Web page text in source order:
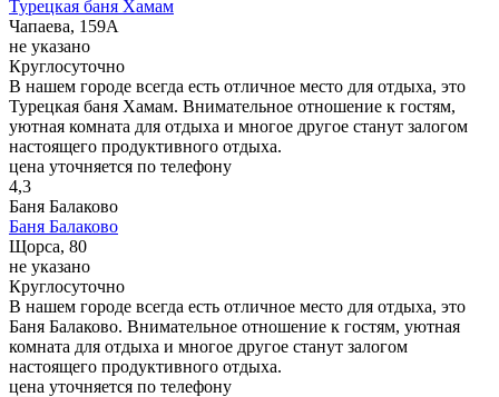
Турецкая баня Хамам
Чапаева, 159А
не указано
Круглосуточно
В нашем городе всегда есть отличное место для отдыха, это
Турецкая баня Хамам. Внимательное отношение к гостям,
уютная комната для отдыха и многое другое станут залогом
настоящего продуктивного отдыха.
цена уточняется по телефону
4,3
Баня Балаково
Баня Балаково
Щорса, 80
не указано
Круглосуточно
В нашем городе всегда есть отличное место для отдыха, это
Баня Балаково. Внимательное отношение к гостям, уютная
комната для отдыха и многое другое станут залогом
настоящего продуктивного отдыха.
цена уточняется по телефону